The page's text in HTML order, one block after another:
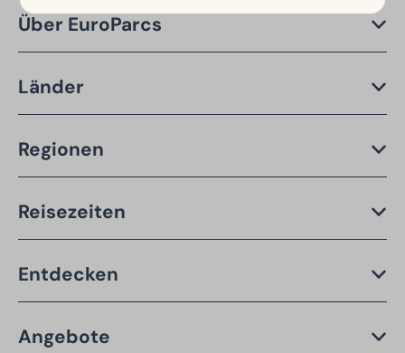
Über EuroParcs
Länder
Regionen
Reisezeiten
Entdecken
Angebote